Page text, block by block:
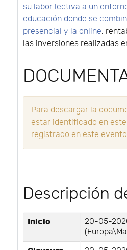
su labor lectiva a un
educación donde se
presencial y la online,
las inversiones realizadas
Para descargar la
estar identificado en
registrado en este
Descripción
Inicio
20-05-